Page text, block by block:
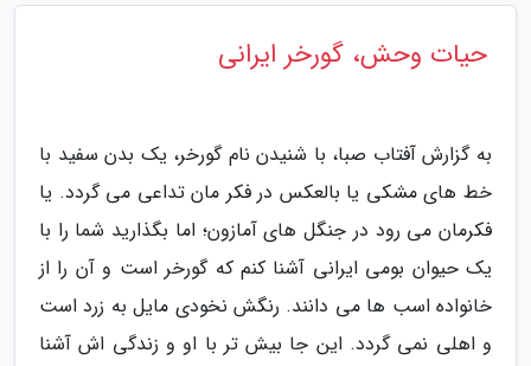
حیات وحش، گورخر ایرانی
به گزارش آفتاب صبا، با شنیدن نام گورخر، یک بدن سفید با
خط های مشکی یا بالعکس در فکر مان تداعی می گردد. یا
فکرمان می رود در جنگل های آمازون؛ اما بگذارید شما را با
یک حیوان بومی ایرانی آشنا کنم که گورخر است و آن را از
خانواده اسب ها می دانند. رنگش نخودی مایل به زرد است
و اهلی نمی گردد. این جا بیش تر با او و زندگی اش آشنا